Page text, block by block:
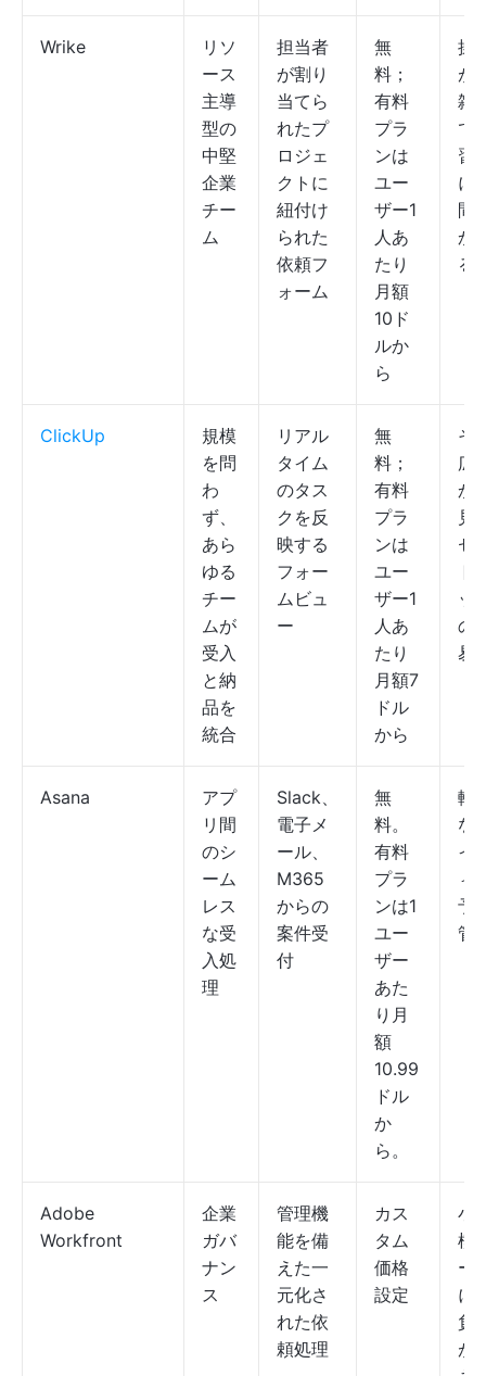
Wrike
リソ
ース
主導
型の
中堅
企業
チー
ム
担当者
が割り
当てら
れたプ
ロジェ
クトに
紐付け
られた
依頼フ
ォーム
無
料；
有料
プラ
ンは
ユー
ザー1
人あ
たり
月額
10ド
ルか
ら
操
が
雑
で
習
に
間
か
る
ClickUp
規模
を問
わ
ず、
あら
ゆる
チー
ムが
受入
と納
品を
統合
リアル
タイム
のタス
クを反
映する
フォー
ムビュ
ー
無
料；
有料
プラ
ンは
ユー
ザー1
人あ
たり
月額7
ドル
から
そ
広
か
見
セ
ッ
の
易
Asana
アプ
リ間
のシ
ーム
レス
な受
入処
理
Slack、
電子メ
ール、
M365
からの
案件受
付
無
料。
有料
プラ
ンは1
ユー
ザー
あた
り月
額
10.99
ドル
か
ら。
軽
な
イ
ィ
予
管
Adobe
Workfront
企業
ガバ
ナン
ス
管理機
能を備
えた一
元化さ
れた依
頼処理
カス
タム
価格
設定
小
模
ー
に
負
が